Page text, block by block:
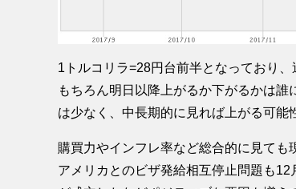
1トルコリラ=28円台前半となっており、
もちろん明日以降上がるか下がるかは
は少なく、中長期的に見れば上がる可能
購買力やインフレ率など総合的に見ても
アメリカとのビザ発給相互停止問題も